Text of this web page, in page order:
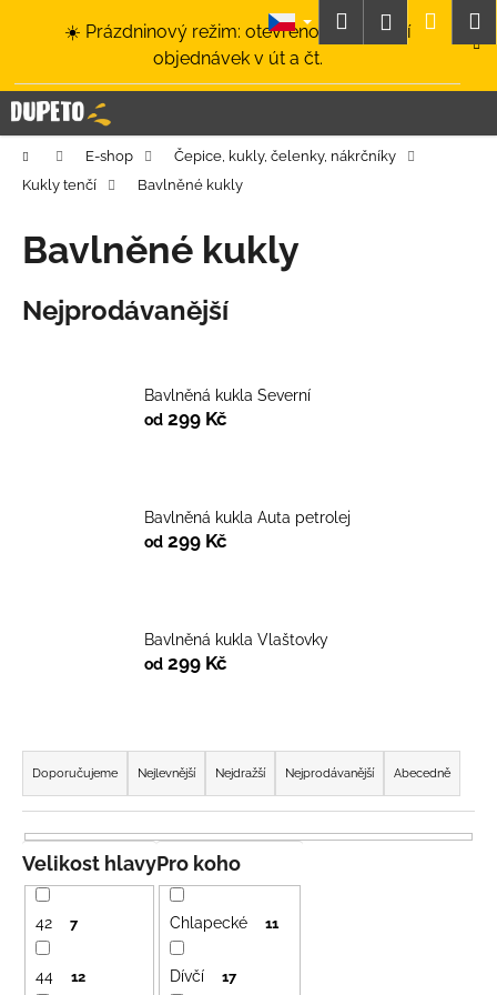
☀️ Prázdninový režim: otevřeno a odesílání
objednávek v út a čt.
HledatPřihlášení
Domů E-shop
Čepice, kukly, čelenky, nákrčníky
Kukly tenčí
Bavlněné kukly
Bavlněné kukly
Nejprodávanější
Bavlněná kukla Severní
od 299 Kč
Bavlněná kukla Auta petrolej
od 299 Kč
Bavlněná kukla Vlaštovky
od 299 Kč
Ř
a
z
e
n
í
p
o
Doporučujeme Nejlevnější Nejdražší Nejprodávanější Abecedně
Pro koho
Chlapecké 11
Dívčí 17
Velikost hlavy
42 7
44 12
í
k C
o
p
t
ř
e
b
HLEDAT
D
o
p